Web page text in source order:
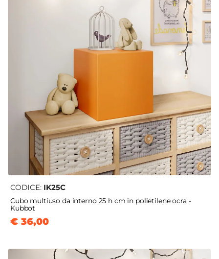
CODICE: IK25C
Cubo multiuso da interno 25 h cm in polietilene ocra -
Kubbot
€ 36,00